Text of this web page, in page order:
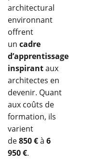
architectural
environnant
offrent
un cadre
d’apprentissage
inspirantaux
architectes en
devenir. Quant
aux coûts de
formation, ils
varient
de850 €à 6
950 €.